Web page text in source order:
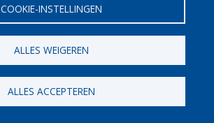
COOKIE-INSTELLINGEN
ALLES WEIGEREN
ALLES ACCEPTEREN